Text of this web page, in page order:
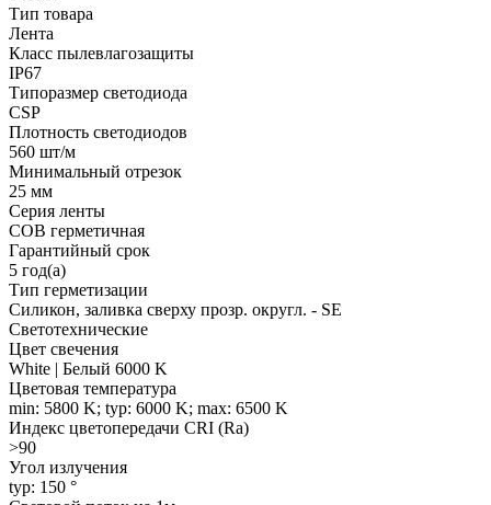
Тип товара
Лента
Класс пылевлагозащиты
IP67
Типоразмер светодиода
CSP
Плотность светодиодов
560 шт/м
Минимальный отрезок
25 мм
Серия ленты
COB герметичная
Гарантийный срок
5 год(а)
Тип герметизации
Силикон, заливка сверху прозр. округл. - SE
Светотехнические
Цвет свечения
White | Белый 6000 K
Цветовая температура
min: 5800 K; typ: 6000 K; max: 6500 K
Индекс цветопередачи CRI (Ra)
>90
Угол излучения
typ: 150 °